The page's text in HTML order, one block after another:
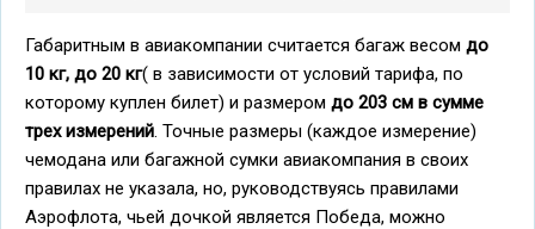
Габаритным в авиакомпании считается багаж весом до
10 кг, до 20 кг( в зависимости от условий тарифа, по
которому куплен билет) и размером до 203 см в сумме
трех измерений. Точные размеры (каждое измерение)
чемодана или багажной сумки авиакомпания в своих
правилах не указала, но, руководствуясь правилами
Аэрофлота, чьей дочкой является Победа, можно